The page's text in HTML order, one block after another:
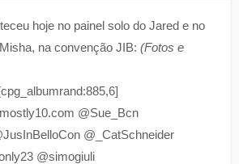
hoje no painel solo do Jared e no
na convenção JIB: (Fotos e
mostly10.com @Sue_Bcn
@_CatSchneider
@simogiuli